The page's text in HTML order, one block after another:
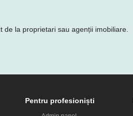
la proprietari sau agenții imobiliare.
Pentru profesioniști